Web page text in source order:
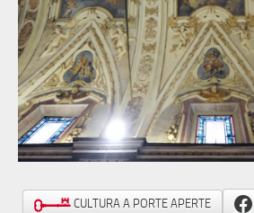
CULTURA A PORTE APERTE